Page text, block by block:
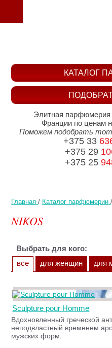
Главная / Каталог парфюмерии /
NIKOS
Выбрать для кого:
все
для женщин для
Sculpture pour Homme
Вдохновленный греческой
неподвластный временем
мужских форм.
КАТАЛОГ
Элитная парфюмерия
Франции по ценам
Поможем подобрать
+375 33
+375 29
+375 25